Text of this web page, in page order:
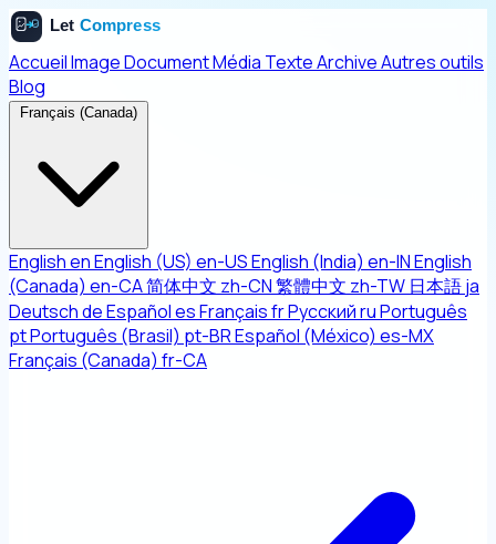
AccueilImageDocumentMédia TexteArchiveAutres outils
Blog
Français (Canada)
EnglishenEnglish (US) en-USEnglish (India) en-INEnglish
(Canada) en-CA简体中文 zh-CN繁體中文 zh-TW 日本語ja
DeutschdeEspañolesFrançaisfrРусскийruPortuguês
ptPortuguês (Brasil) pt-BREspañol (México) es-MX
Français (Canada) fr-CA